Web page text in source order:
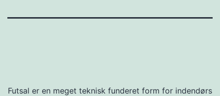
Futsal er en meget teknisk funderet form for indendørs